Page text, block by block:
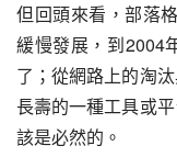
但回頭來看，部落
緩慢發展，到2004
了；從網路上的淘
長壽的一種工具或
該是必然的。